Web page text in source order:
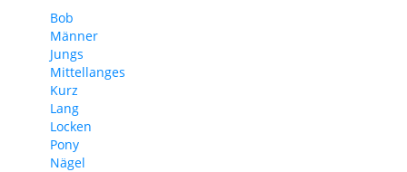
Bob
Männer
Jungs
Mittellanges
Kurz
Lang
Locken
Pony
Nägel